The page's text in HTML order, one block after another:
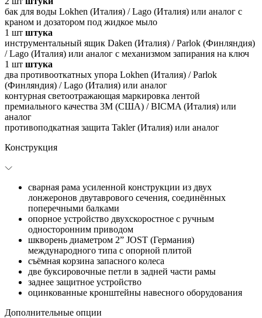
бак для воды Lokhen (Италия) / Lago (Италия) или аналог с
краном и дозатором под жидкое мыло
1 шт штука
инструментальный ящик Daken (Италия) / Parlok (Финляндия)
/ Lago (Италия) или аналог с механизмом запирания на ключ
1 шт штука
два противооткатных упора Lokhen (Италия) / Parlok
(Финляндия) / Lago (Италия) или аналог
контурная светоотражающая маркировка лентой
премиального качества 3M (США) / BICMA (Италия) или
аналог
противоподкатная защита Takler (Италия) или аналог
Конструкция
сварная рама усиленной конструкции из двух
лонжеронов двутаврового сечения, соединённых
поперечными балками
опорное устройство двухскоростное с ручным
односторонним приводом
шкворень диаметром 2” JOST (Германия)
международного типа с опорной плитой
съёмная корзина запасного колеса
две буксировочные петли в задней части рамы
заднее защитное устройство
оцинкованные кронштейны навесного оборудования
Дополнительные опции